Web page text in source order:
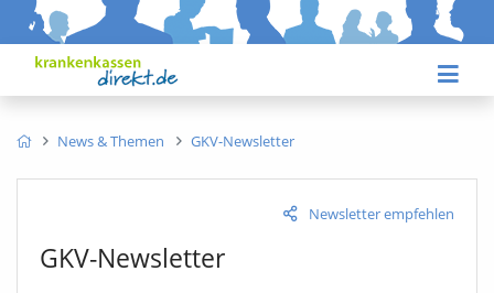
News & Themen GKV-Newsletter
Newsletter empfehlen
GKV-Newsletter